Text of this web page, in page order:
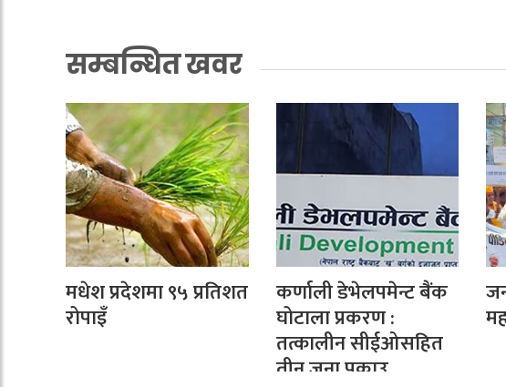
सम्बन्धित खवर
मधेश प्रदेशमा ९५ प्रतिशत
रोपाइँ
कर्णाली डेभेलपमेन्ट बैंक
घोटाला प्रकरण :
तत्कालीन सीईओसहित
तीन जना पक्राउ